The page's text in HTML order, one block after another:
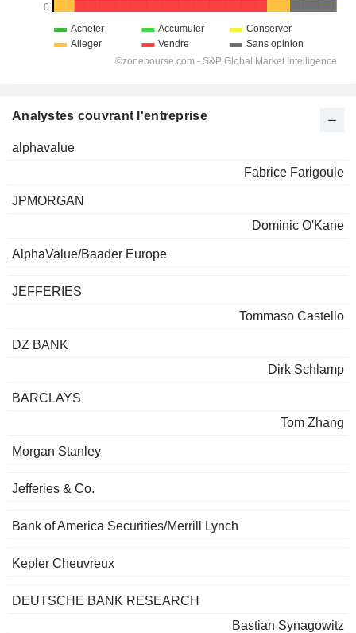
Analystes couvrant l'entreprise
alphavalue
Fabrice Farigoule
JPMORGAN
Dominic O'Kane
AlphaValue/Baader Europe
JEFFERIES
Tommaso Castello
DZ BANK
Dirk Schlamp
BARCLAYS
Tom Zhang
Morgan Stanley
Jefferies & Co.
Bank of America Securities/Merrill Lynch
Kepler Cheuvreux
DEUTSCHE BANK RESEARCH
Bastian Synagowitz